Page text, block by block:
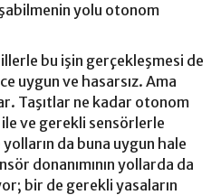
yolu otonom
bu işin gerçekleşmesi de
uygun ve hasarsız. Ama
Taşıtlar ne kadar otonom
ve gerekli sensörlerle
da buna uygun hale
donanımının yollarda da
bir de gerekli yasaların